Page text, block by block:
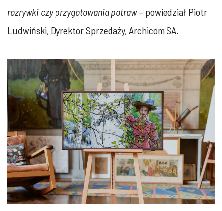
rozrywki czy przygotowania potraw– powiedział Piotr
Ludwiński, Dyrektor Sprzedaży, Archicom SA.